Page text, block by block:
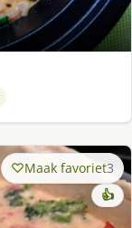
Maak favoriet3
👍